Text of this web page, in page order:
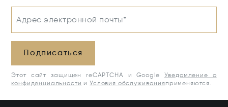
Адрес электронной почты*
Подписаться
Этот сайт защищен reCAPTCHA и Google
Уведомление о
конфиденциальности и Условия обслуживания применяются.